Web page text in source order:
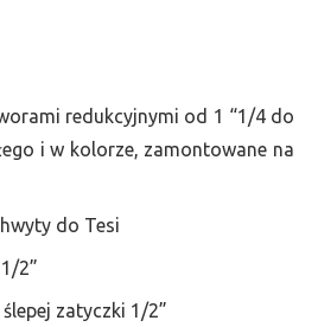
redukcyjnymi od 1 “1/4 do
i w kolorze, zamontowane na
do Tesi
2”
zatyczki 1/2”